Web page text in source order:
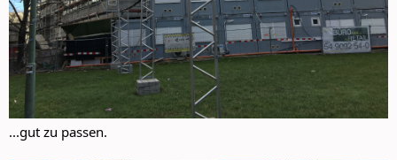
...gut zu passen.